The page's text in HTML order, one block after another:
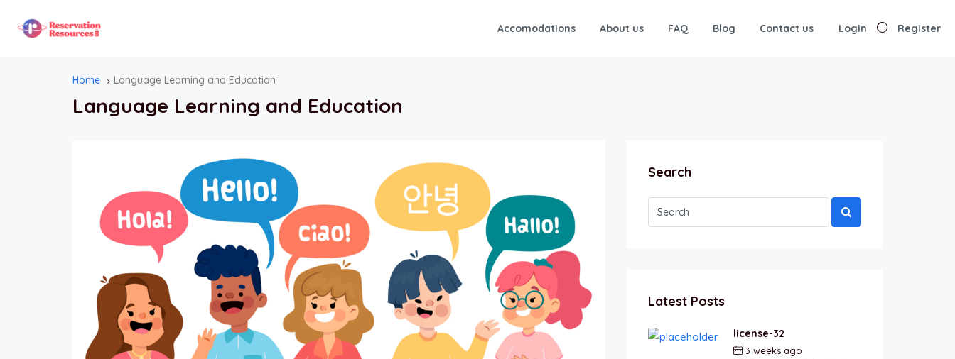
Accomodations About us FAQ Blog Contact us Login Register
Home Language Learning and Education
Language Learning and Education
Search
Latest Posts
license-32
3 weeks ago